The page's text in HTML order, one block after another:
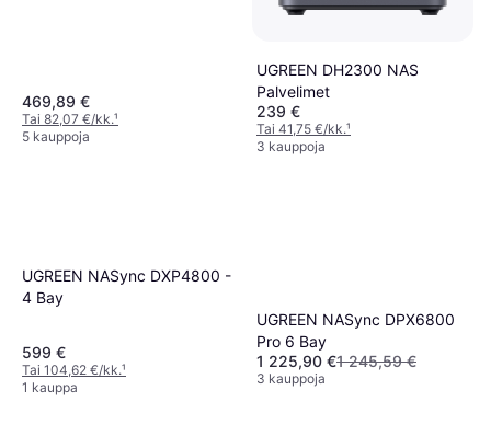
469,89 €
Tai 82,07 €/kk.¹
5 kauppoja
UGREEN DH2300 NAS
Palvelimet
239 €
Tai 41,75 €/kk.¹
3 kauppoja
UGREEN NASync DXP4800 -
4 Bay
599 €
Tai 104,62 €/kk.¹
1 kauppa
UGREEN NASync DPX6800
Pro 6 Bay
1 225,90 €1 245,59 €
3 kauppoja